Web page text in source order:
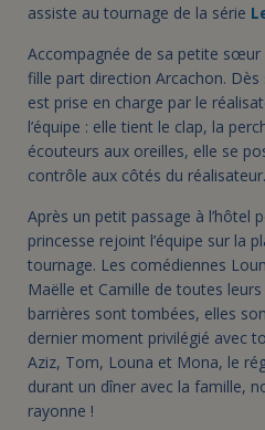
assiste au tournage de la série
Accompagnée de sa petite sœur
fille part direction Arcachon.
est prise en charge par le
l’équipe : elle tient le clap, la
écouteurs aux oreilles, elle se
contrôle aux côtés du
Après un petit passage à l’hôtel
princesse rejoint l’équipe sur la
tournage. Les comédiennes
Maëlle et Camille de toutes
barrières sont tombées, elles
dernier moment privilégié avec
Aziz, Tom, Louna et Mona, le
durant un dîner avec la famille,
rayonne !